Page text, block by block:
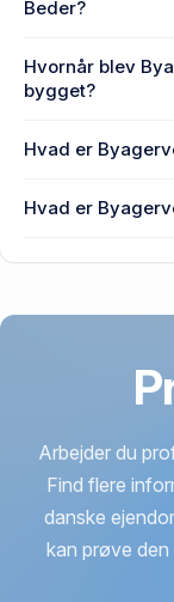
Beder?
8330 Beder.
Hvornår blev
bygget?
Byagervej 65A,
Hvad er
Beder senest
Hvad er
Arbejder du
Find flere
danske
kan prøve den